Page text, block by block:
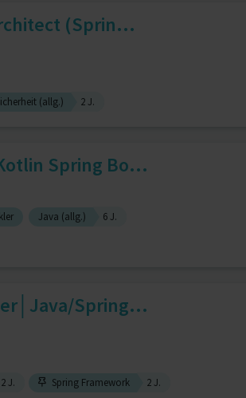
(Sprin...
(allg.) 2 J.
Spring Bo...
Java (allg.)
6 J.
Spring...
2 J. Spring Framework 2 J.